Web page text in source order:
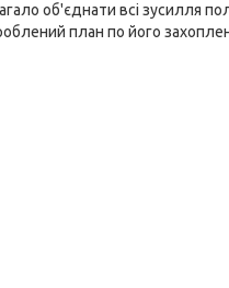
об'єднати всі зусилля
план по його